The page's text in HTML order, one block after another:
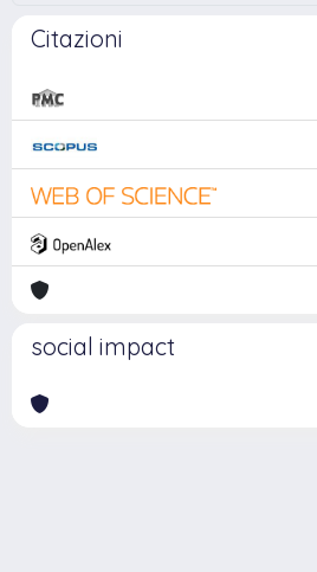
Citazioni
social impact